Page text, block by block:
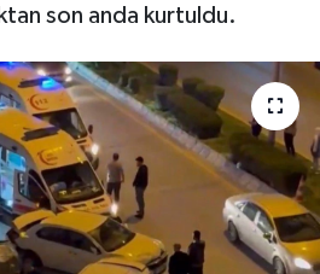
son anda kurtuldu.